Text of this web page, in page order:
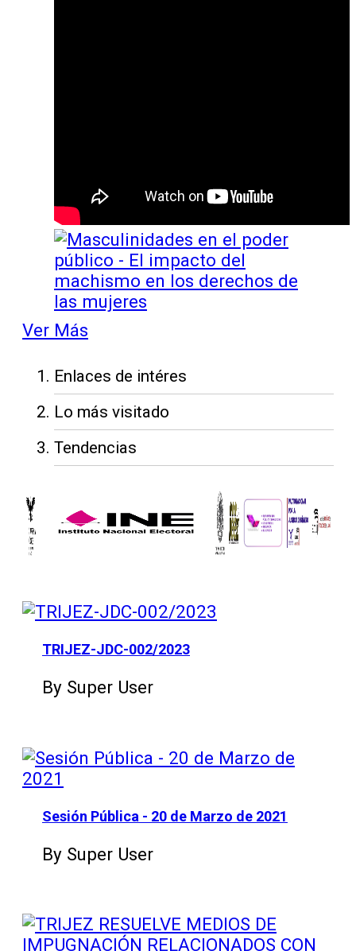
Ver Más
Enlaces de intéres
Lo más visitado
Tendencias
TRIJEZ-JDC-002/2023
By Super User
Sesión Pública - 20 de Marzo de 2021
By Super User